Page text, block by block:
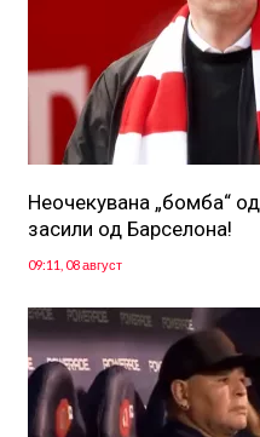
Неочекувана „бомба“
засили од Барселона!
09:11, 08 август